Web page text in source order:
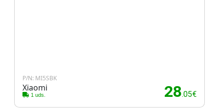
P/N: MI5SBK
Xiaomi
1 uds. 28.05€